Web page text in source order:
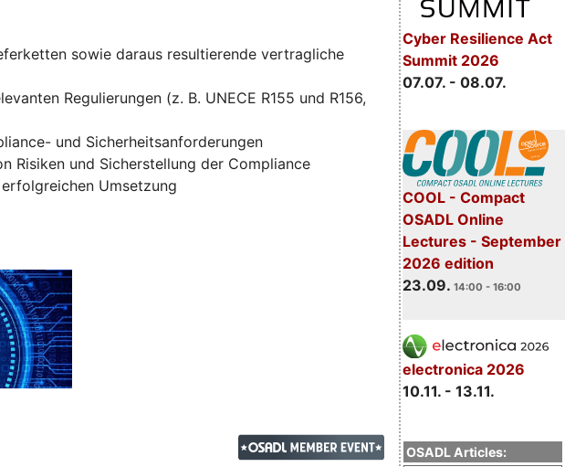
Cyber Resilience Act
Summit 2026
07.07. - 08.07.
COOL - Compact
OSADL Online
Lectures - September
2026 edition
23.09. 14:00 - 16:00
electronica 2026
10.11. - 13.11.
OSADL Articles:
sowie daraus resultierende vertragliche
Regulierungen (z. B. UNECE R155 und R156,
und Sicherheitsanforderungen
Risiken und Sicherstellung der Compliance
Umsetzung